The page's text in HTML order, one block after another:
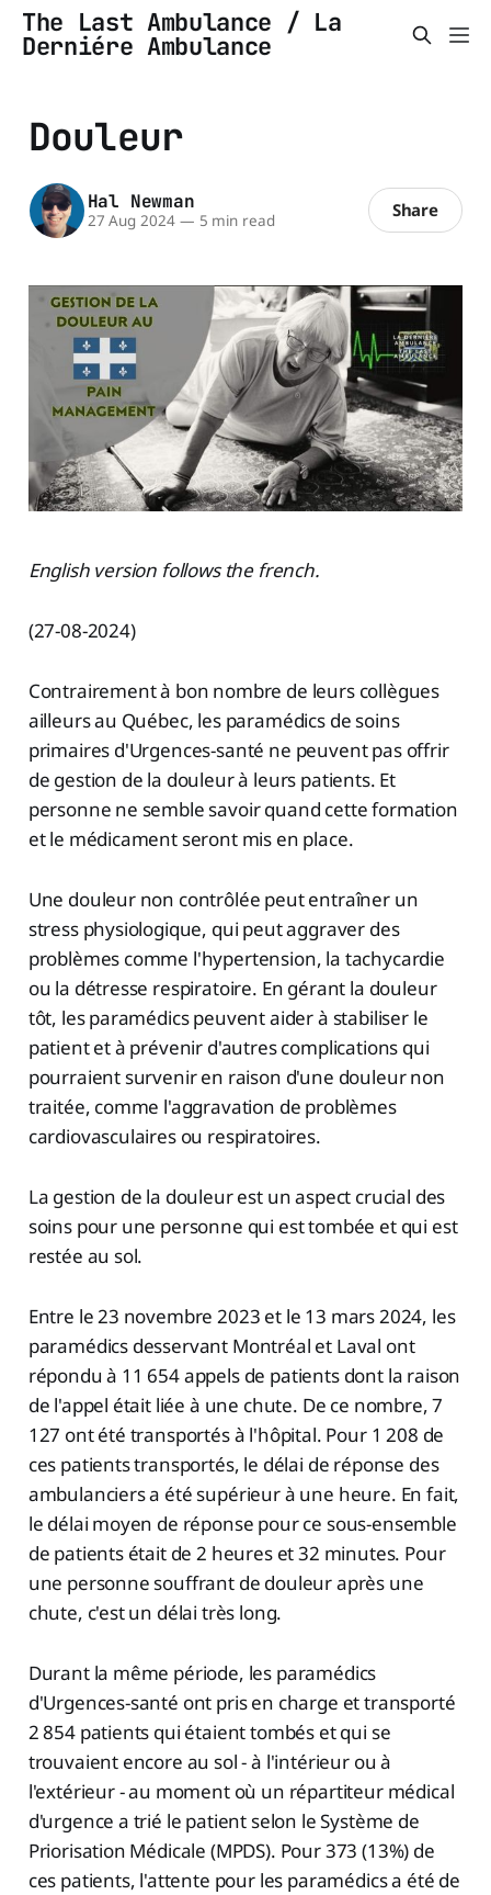
The Last Ambulance / La
Derniére Ambulance
Douleur
Hal Newman
27 Aug 2024 — 5 min read Share
English version follows the french.
(27-08-2024)
Contrairement à bon nombre de leurs collègues
ailleurs au Québec, les paramédics de soins
primaires d'Urgences-santé ne peuvent pas offrir
de gestion de la douleur à leurs patients. Et
personne ne semble savoir quand cette formation
et le médicament seront mis en place.
Une douleur non contrôlée peut entraîner un
stress physiologique, qui peut aggraver des
problèmes comme l'hypertension, la tachycardie
ou la détresse respiratoire. En gérant la douleur
tôt, les paramédics peuvent aider à stabiliser le
patient et à prévenir d'autres complications qui
pourraient survenir en raison d'une douleur non
traitée, comme l'aggravation de problèmes
cardiovasculaires ou respiratoires.
La gestion de la douleur est un aspect crucial des
soins pour une personne qui est tombée et qui est
restée au sol.
Entre le 23 novembre 2023 et le 13 mars 2024, les
paramédics desservant Montréal et Laval ont
répondu à 11 654 appels de patients dont la raison
de l'appel était liée à une chute. De ce nombre, 7
127 ont été transportés à l'hôpital. Pour 1 208 de
ces patients transportés, le délai de réponse des
ambulanciers a été supérieur à une heure. En fait,
le délai moyen de réponse pour ce sous-ensemble
de patients était de 2 heures et 32 minutes. Pour
une personne souffrant de douleur après une
chute, c'est un délai très long.
Durant la même période, les paramédics
d'Urgences-santé ont pris en charge et transporté
2 854 patients qui étaient tombés et qui se
trouvaient encore au sol - à l'intérieur ou à
l'extérieur - au moment où un répartiteur médical
d'urgence a trié le patient selon le Système de
Priorisation Médicale (MPDS). Pour 373 (13%) de
ces patients, l'attente pour les paramédics a été de